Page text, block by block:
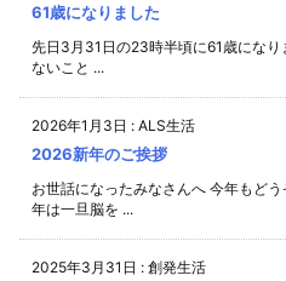
61歳になりました
先日3月31日の23時半頃に61歳にな
ないこと ...
2026年1月3日 : ALS生活
2026新年のご挨拶
お世話になったみなさんへ 今年もど
年は一旦脳を ...
2025年3月31日 : 創発生活